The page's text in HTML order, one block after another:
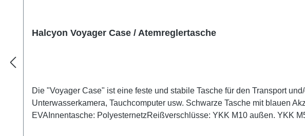
Halcyon Voyager Case / Atemreglertasche
Die "Voyager Case" ist eine feste und stabile Tasche für den Transport
Unterwasserkamera, Tauchcomputer usw. Schwarze Tasche mit blauen
EVAInnentasche: PolyesternetzReißverschlüsse: YKK M10 außen. YKK